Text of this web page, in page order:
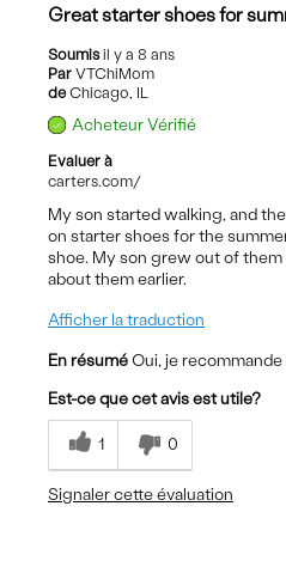
Great starter shoes for
Soumisil y a 8 ans
Par VTChiMom
de Chicago, IL
Acheteur Vérifié
Evaluer à
carters.com/
My son started walking, and
on starter shoes for the
shoe. My son grew out of
about them earlier.
Afficher la traduction
En résumé Oui, je
Est-ce que cet avis est utile?
1 0
Signaler cette évaluation